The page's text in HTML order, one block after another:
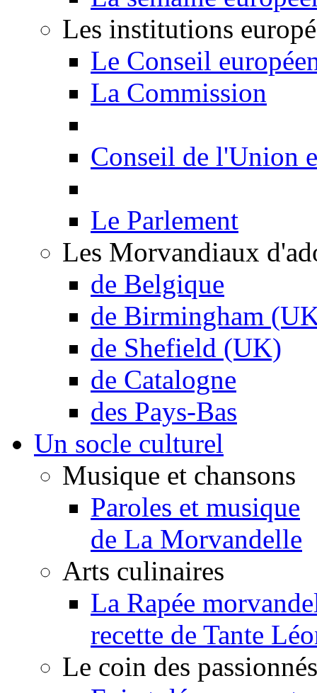
Les institutions
Le Conseil
La Commission
Conseil de l'Union
Le Parlement
Les Morvandiaux
de Belgique
de Birmingham
de Shefield (UK)
de Catalogne
des Pays-Bas
Un socle culturel
Musique et chansons
Paroles et musique
de La Morvandelle
Arts culinaires
La Rapée
recette de Tante
Le coin des passionnés